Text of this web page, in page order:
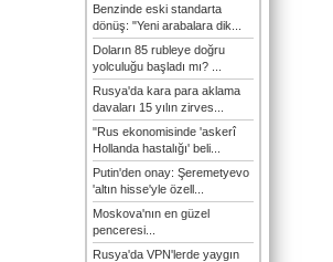
Benzinde eski standarta
dönüş: "Yeni arabalara dik...
Doların 85 rubleye doğru
yolculuğu başladı mı? ...
Rusya'da kara para aklama
davaları 15 yılın zirves...
"Rus ekonomisinde 'askerî
Hollanda hastalığı' beli...
Putin'den onay: Şeremetyevo
'altın hisse'yle özell...
Moskova'nın en güzel
penceresi...
Rusya'da VPN'lerde yaygın